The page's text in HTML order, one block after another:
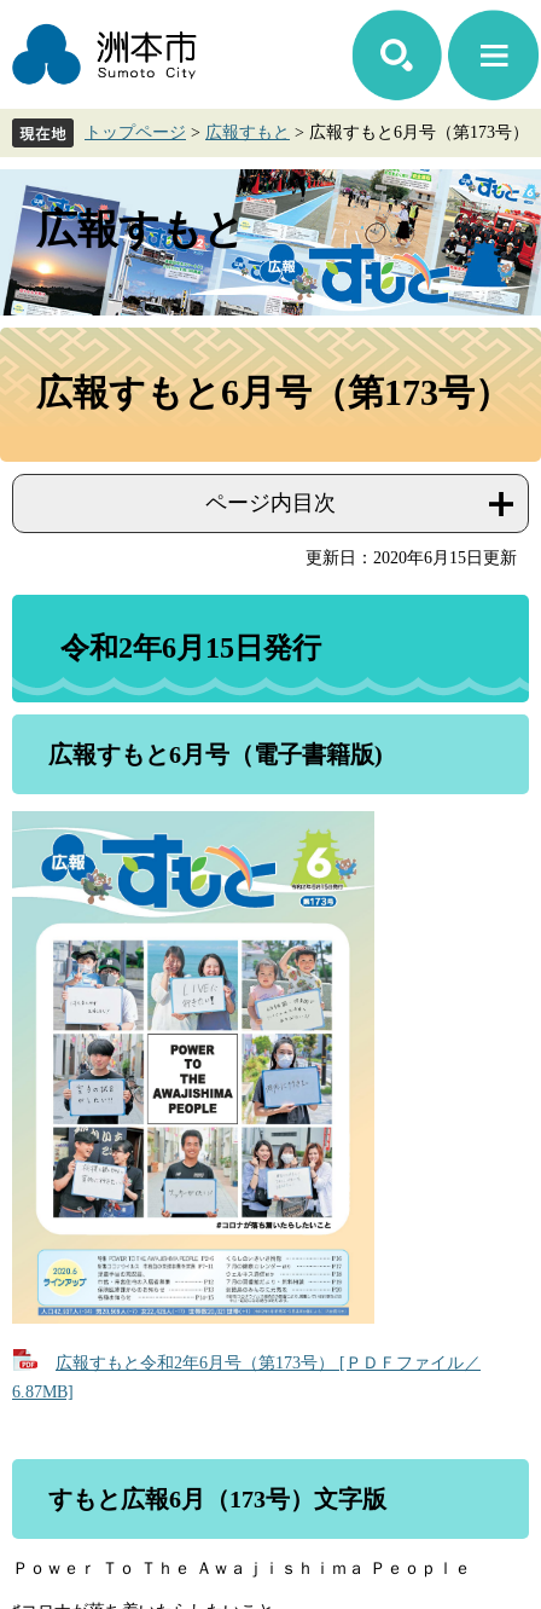
ジ
先
で
す。
ュ
を
ば
本
文
へ
トップページ > 広報すもと > 広報すもと6月号（第173号）
広報すもと
本
文
広報すもと6月号（第173号）
ページ内目次
更新日：2020年6月15日更新
令和2年6月15日発行
広報すもと6月号（電子書籍版)
広報すもと令和2年6月号（第173号） [ＰＤＦファイル／
6.87MB]
すもと広報6月（173号）文字版
Ｐｏｗｅｒ Ｔｏ Ｔｈｅ Ａｗａｊｉｓｈｉｍａ Ｐｅｏｐｌｅ